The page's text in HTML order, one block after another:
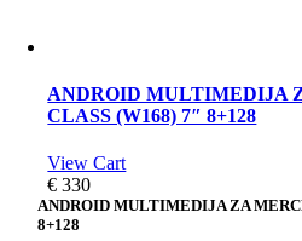
ANDROID MULTIMEDIJA
CLASS (W168) 7″ 8+128
View Cart
€ 330
ANDROID MULTIMEDIJA ZA
8+128